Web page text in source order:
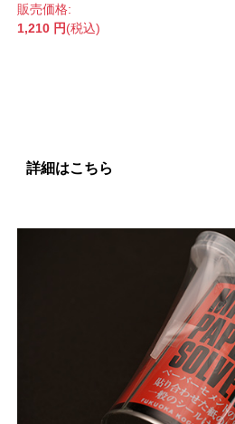
販売価格:
1,210 円(税込)
詳細はこちら